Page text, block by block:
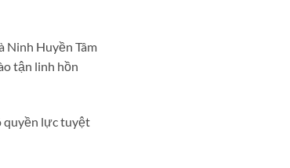
Ninh Huyền Tâm
tận linh hồn
quyền lực tuyệt